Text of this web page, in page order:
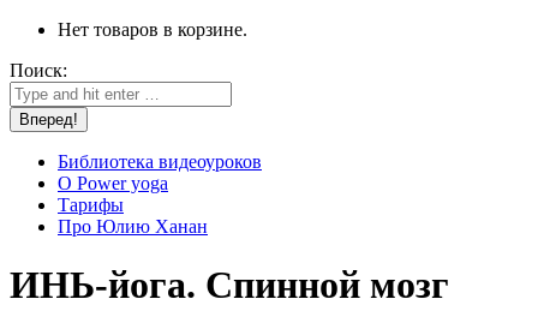
Нет товаров в корзине.
Поиск:
Библиотека видеоуроков
О Power yoga
Тарифы
Про Юлию Ханан
ИНЬ-йога. Спинной мозг